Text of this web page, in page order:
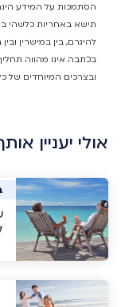
הסתמכות על המידע
תישא באחריות כלשהי
להיגרם, בין במישרין
בכתבה אינו מהווה
ובצרכים המיוחדים של
אולי יעניין